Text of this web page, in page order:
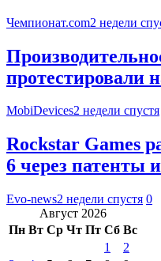
Чемпионат.com2 недели
протестировали
MobiDevices2 недели спустя
Rockstar Games
6 через патенты
Evo-news2 недели спустя 0
Август 2026
Пн Вт Ср Чт Пт Сб Вс
1
2